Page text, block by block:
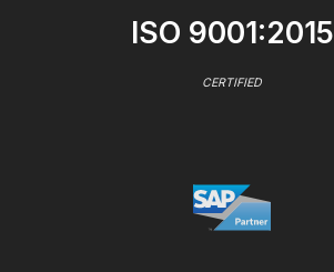
ISO 9001:2015
CERTIFIED